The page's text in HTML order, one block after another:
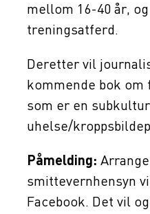
mellom 16-40 år,
treningsatferd.
Deretter vil
kommende bok om
som er en
uhelse/
Påmelding:
smittevernhensyn
Facebook. Det vil